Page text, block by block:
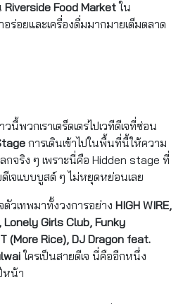
Riverside Food Marketใน
ร่อยและเครื่องดื่มมากมายเต็มตลาด
พวกเราเตร็ดเตร่ไปเวทีดีเจที่ซ่อน
การเดินเข้าไปในพื้นที่นี้ให้ความ
กจริง ๆ เพราะนี่คือ Hidden stage ที่
เจแบบบูสต์ ๆ ไม่หยุดหย่อนเลย
ตัวเทพมาทั้งวงการอย่าง HIGH WIRE,
Girls Club, Funky
(More Rice), DJ Dragon feat.
ใครเป็นสายดีเจ นี่คืออีกหนึ่ง
หน้า